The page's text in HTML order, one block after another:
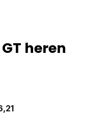
heren